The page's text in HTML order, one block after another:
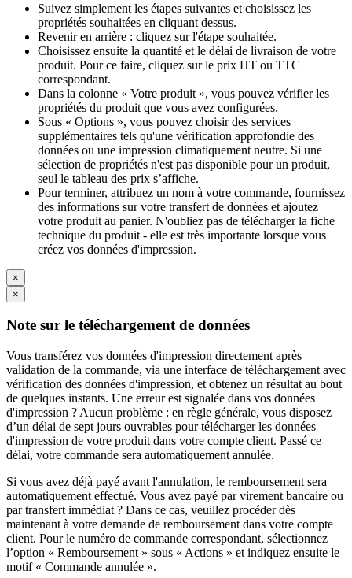
Suivez simplement les étapes suivantes et choisissez les
propriétés souhaitées en cliquant dessus.
Revenir en arrière : cliquez sur l'étape souhaitée.
Choisissez ensuite la quantité et le délai de livraison de votre
produit. Pour ce faire, cliquez sur le prix HT ou TTC
correspondant.
Dans la colonne « Votre produit », vous pouvez vérifier les
propriétés du produit que vous avez configurées.
Sous « Options », vous pouvez choisir des services
supplémentaires tels qu'une vérification approfondie des
données ou une impression climatiquement neutre. Si une
sélection de propriétés n'est pas disponible pour un produit,
seul le tableau des prix s’affiche.
Pour terminer, attribuez un nom à votre commande, fournissez
des informations sur votre transfert de données et ajoutez
votre produit au panier. N'oubliez pas de télécharger la fiche
technique du produit - elle est très importante lorsque vous
créez vos données d'impression.
×
×
Note sur le téléchargement de données
Vous transférez vos données d'impression directement après
validation de la commande, via une interface de téléchargement avec
vérification des données d'impression, et obtenez un résultat au bout
de quelques instants. Une erreur est signalée dans vos données
d'impression ? Aucun problème : en règle générale, vous disposez
d’un délai de sept jours ouvrables pour télécharger les données
d'impression de votre produit dans votre compte client. Passé ce
délai, votre commande sera automatiquement annulée.
Si vous avez déjà payé avant l'annulation, le remboursement sera
automatiquement effectué. Vous avez payé par virement bancaire ou
par transfert immédiat ? Dans ce cas, veuillez procéder dès
maintenant à votre demande de remboursement dans votre compte
client. Pour le numéro de commande correspondant, sélectionnez
l’option « Remboursement » sous « Actions » et indiquez ensuite le
motif « Commande annulée ».